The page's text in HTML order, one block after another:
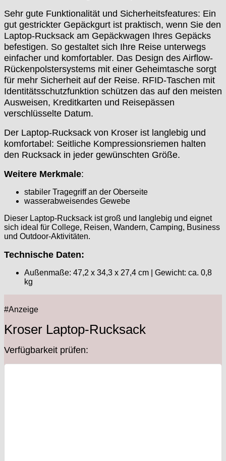
Sehr gute Funktionalität und Sicherheitsfeatures: Ein
gut gestrickter Gepäckgurt ist praktisch, wenn Sie den
Laptop-Rucksack am Gepäckwagen Ihres Gepäcks
befestigen. So gestaltet sich Ihre Reise unterwegs
einfacher und komfortabler. Das Design des Airflow-
Rückenpolstersystems mit einer Geheimtasche sorgt
für mehr Sicherheit auf der Reise. RFID-Taschen mit
Identitätsschutzfunktion schützen das auf den meisten
Ausweisen, Kreditkarten und Reisepässen
verschlüsselte Datum.
Der Laptop-Rucksack von Kroser ist langlebig und
komfortabel: Seitliche Kompressionsriemen halten
den Rucksack in jeder gewünschten Größe.
Weitere Merkmale:
stabiler Tragegriff an der Oberseite
wasserabweisendes Gewebe
Dieser Laptop-Rucksack ist groß und langlebig und eignet
sich ideal für College, Reisen, Wandern, Camping, Business
und Outdoor-Aktivitäten.
Technische Daten:
Außenmaße: 47,2 x 34,3 x 27,4 cm | Gewicht: ca. 0,8
kg
#Anzeige
Kroser Laptop-Rucksack
Verfügbarkeit prüfen: